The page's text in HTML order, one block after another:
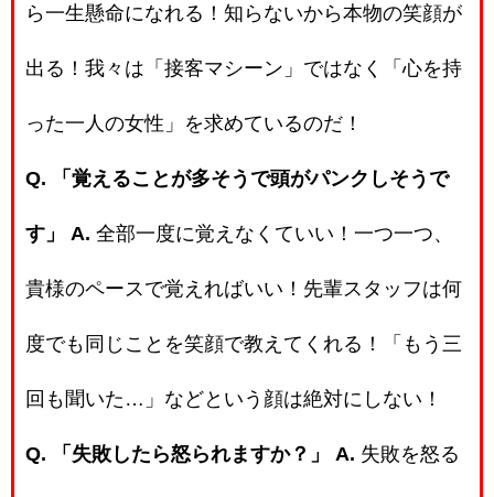
ら一生懸命になれる！知らないから本物の笑顔が
出る！我々は「接客マシーン」ではなく「心を持
った一人の女性」を求めているのだ！
Q. 「覚えることが多そうで頭がパンクしそうで
す」 A. 全部一度に覚えなくていい！一つ一つ、
貴様のペースで覚えればいい！先輩スタッフは何
度でも同じことを笑顔で教えてくれる！「もう三
回も聞いた…」などという顔は絶対にしない！
Q. 「失敗したら怒られますか？」 A. 失敗を怒る